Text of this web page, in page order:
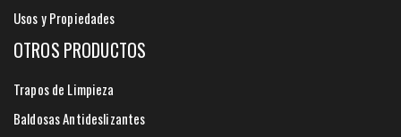
Usos y Propiedades
OTROS PRODUCTOS
Trapos de Limpieza
Baldosas Antideslizantes